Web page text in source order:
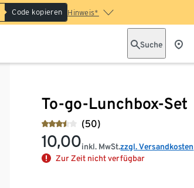
Code kopieren Hinweis*
Suche
To-go-Lunchbox-Set
(50)
10,00inkl. MwSt.zzgl. Versandkosten
Zur Zeit nicht verfügbar